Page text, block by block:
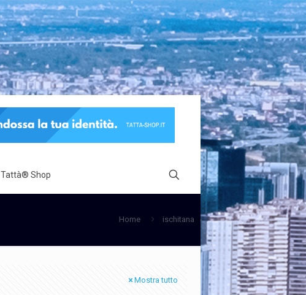
Tattà® Shop
Home ischitana
Mostra tutto